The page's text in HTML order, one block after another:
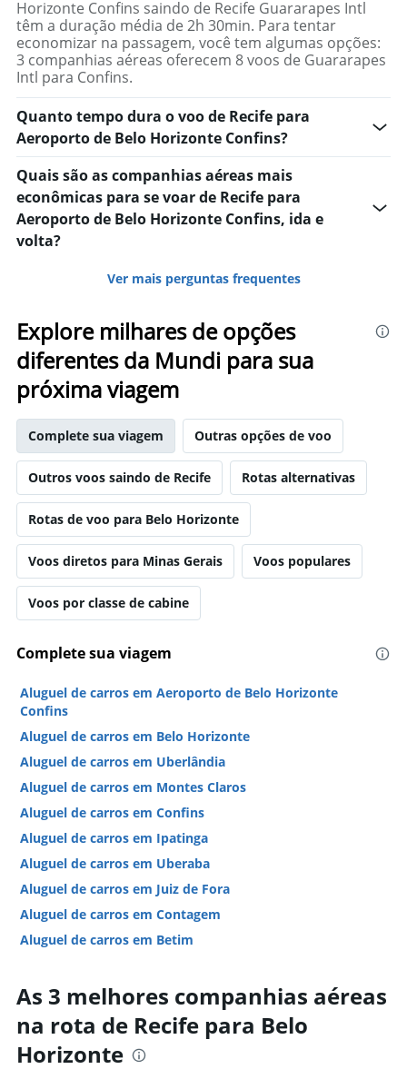
Horizonte Confins saindo de Recife Guararapes Intl
têm a duração média de 2h 30min. Para tentar
economizar na passagem, você tem algumas opções:
3 companhias aéreas oferecem 8 voos de Guararapes
Intl para Confins.
Quanto tempo dura o voo de Recife para
Aeroporto de Belo Horizonte Confins?
Quais são as companhias aéreas mais
econômicas para se voar de Recife para
Aeroporto de Belo Horizonte Confins, ida e
volta?
Ver mais perguntas frequentes
Explore milhares de opções
diferentes da Mundi para sua
próxima viagem
Complete sua viagem Outras opções de voo
Outros voos saindo de Recife Rotas alternativas
Rotas de voo para Belo Horizonte
Voos diretos para Minas Gerais Voos populares
Voos por classe de cabine
Complete sua viagem
Aluguel de carros em Aeroporto de Belo Horizonte
Confins
Aluguel de carros em Belo Horizonte
Aluguel de carros em Uberlândia
Aluguel de carros em Montes Claros
Aluguel de carros em Confins
Aluguel de carros em Ipatinga
Aluguel de carros em Uberaba
Aluguel de carros em Juiz de Fora
Aluguel de carros em Contagem
Aluguel de carros em Betim
Aluguel de carros em Poços de Caldas
Hotéis em Belo Horizonte
Hotéis em Capitólio
As 3 melhores companhias aéreas
na rota de Recife para Belo
Horizonte